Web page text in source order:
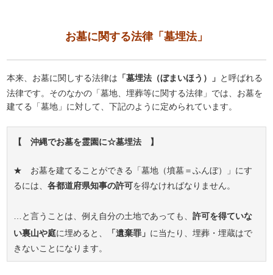
お墓に関する法律「墓埋法」
本来、お墓に関しする法律は 「墓埋法（ぼまいほう）」 と呼ばれる
法律です。そのなかの「墓地、埋葬等に関する法律」では、お墓を
建てる「墓地」に対して、下記のように定められています。
【 沖縄でお墓を霊園に☆墓埋法 】
★ お墓を建てることができる「墓地（墳墓＝ふんぼ）」にす
るには、各都道府県知事の許可を得なければなりません。
…と言うことは、例え自分の土地であっても、許可を得ていな
い裏山や庭に埋めると、 「遺棄罪」 に当たり、埋葬・埋蔵はで
きないことになります。